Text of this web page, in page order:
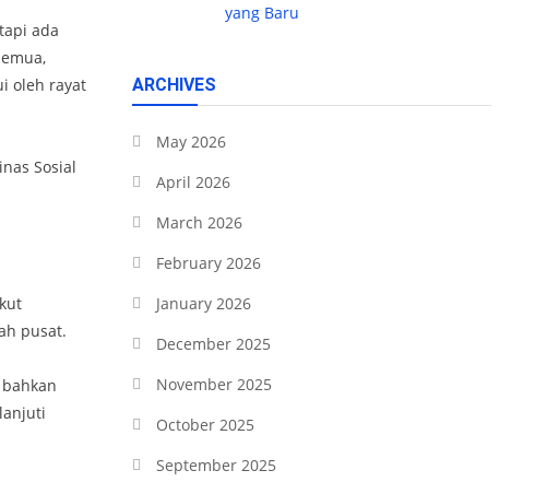
ada
oleh rayat
Sosial
pusat.
yang Baru
ARCHIVES
May 2026
April 2026
March 2026
February 2026
January 2026
December 2025
November 2025
October 2025
September 2025